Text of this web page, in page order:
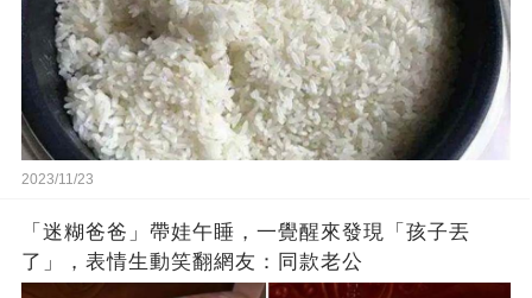
2023/11/23
「迷糊爸爸」帶娃午睡，一覺醒來發現「孩子丟
了」，表情生動笑翻網友：同款老公